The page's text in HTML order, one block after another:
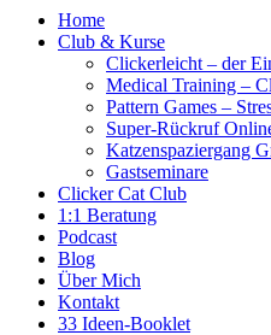
Home
Club & Kurse
Clickerleicht – der
Medical Training –
Pattern Games –
Super-Rückruf
Katzenspaziergang
Gastseminare
Clicker Cat Club
1:1 Beratung
Podcast
Blog
Über Mich
Kontakt
33 Ideen-Booklet